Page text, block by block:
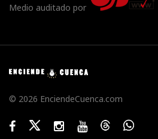
Medio auditado por
© 2026 EnciendeCuenca.com
FacebookTwitterInstagramYoutubeThreadsWhatsApp